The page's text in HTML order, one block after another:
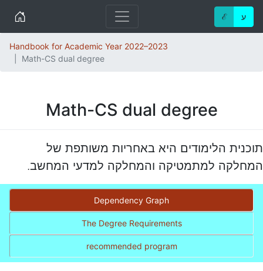
Home ℰ ע
Handbook for Academic Year 2022–2023
Math-CS dual degree
Math-CS dual degree
תוכנית הלימודים היא באחריות משותפת של
המחלקה למתמטיקה והמחלקה למדעי המחשב.
Dependency Graph
The Degree Requirements
recommended program